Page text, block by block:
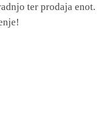
ter prodaja enot.